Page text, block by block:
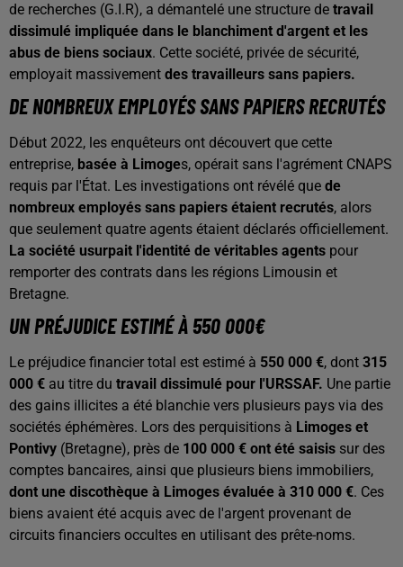
de recherches (G.I.R), a démantelé une structure de travail
dissimulé impliquée dans le blanchiment d'argent et les
abus de biens sociaux. Cette société, privée de sécurité,
employait massivement des travailleurs sans papiers.
DE NOMBREUX EMPLOYÉS SANS PAPIERS RECRUTÉS
Début 2022, les enquêteurs ont découvert que cette
entreprise, basée à Limoges, opérait sans l'agrément CNAPS
requis par l'État. Les investigations ont révélé que de
nombreux employés sans papiers étaient recrutés, alors
que seulement quatre agents étaient déclarés officiellement.
La société usurpait l'identité de véritables agents pour
remporter des contrats dans les régions Limousin et
Bretagne.
UN PRÉJUDICE ESTIMÉ À 550 000€
Le préjudice financier total est estimé à 550 000 €, dont 315
000 € au titre du travail dissimulé pour l'URSSAF. Une partie
des gains illicites a été blanchie vers plusieurs pays via des
sociétés éphémères. Lors des perquisitions à Limoges et
Pontivy (Bretagne), près de 100 000 € ont été saisis sur des
comptes bancaires, ainsi que plusieurs biens immobiliers,
dont une discothèque à Limoges évaluée à 310 000 €. Ces
biens avaient été acquis avec de l'argent provenant de
circuits financiers occultes en utilisant des prête-noms.